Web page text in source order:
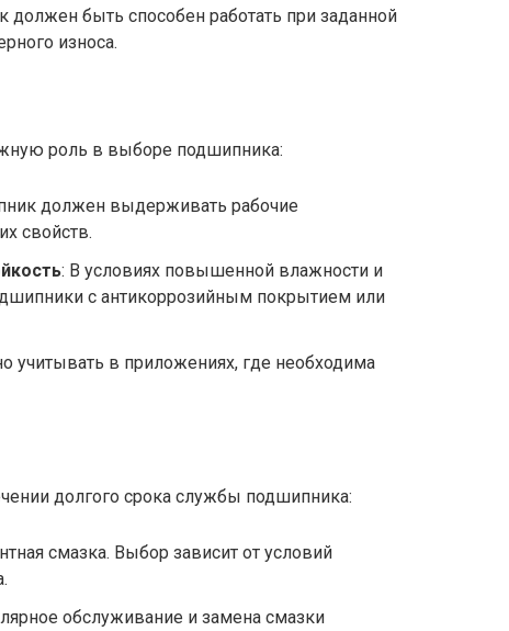
должен быть способен работать при заданной
износа.
роль в выборе подшипника:
должен выдерживать рабочие
свойств.
: В условиях повышенной влажности и
с антикоррозийным покрытием или
учитывать в приложениях, где необходима
долгого срока службы подшипника:
смазка. Выбор зависит от условий
обслуживание и замена смазки